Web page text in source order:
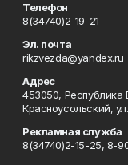
Телефон
8(34740)2-19-21
Эл. почта
rikzvezda@yandex.ru
Адрес
453050, Республика
Красноусольский,
Рекламная служба
8(34740)2-15-25, 8-